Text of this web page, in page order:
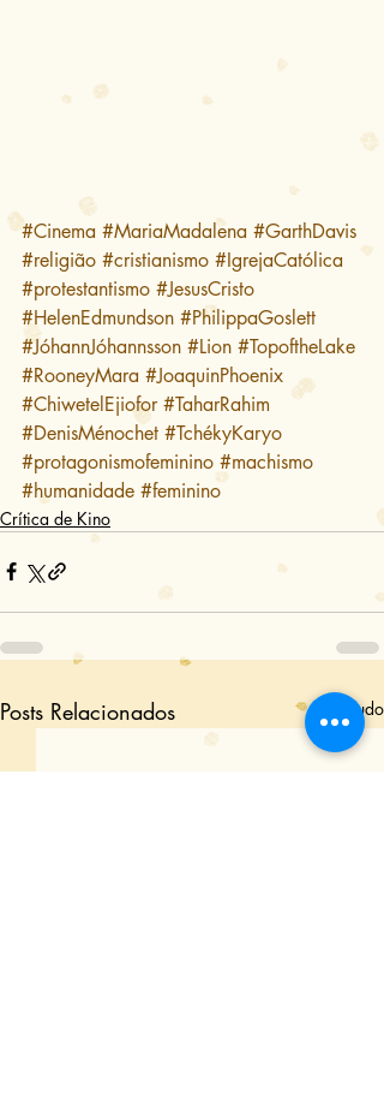
#Cinema #MariaMadalena #GarthDavis
#religião #cristianismo #IgrejaCatólica
#protestantismo #JesusCristo
#HelenEdmundson #PhilippaGoslett
#JóhannJóhannsson #Lion #TopoftheLake
#RooneyMara #JoaquinPhoenix
#ChiwetelEjiofor #TaharRahim
#DenisMénochet #TchékyKaryo
#protagonismofeminino #machismo
#humanidade #feminino
Crítica de Kino
Posts Relacionados Ver tudo